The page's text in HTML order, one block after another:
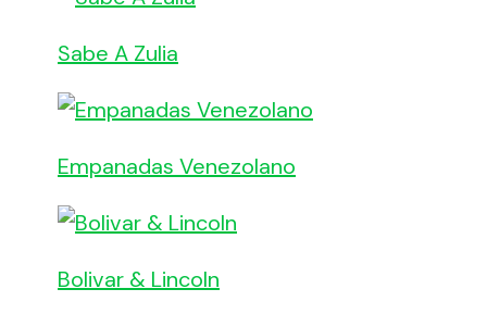
Sabe A Zulia
Empanadas Venezolano
Bolivar & Lincoln